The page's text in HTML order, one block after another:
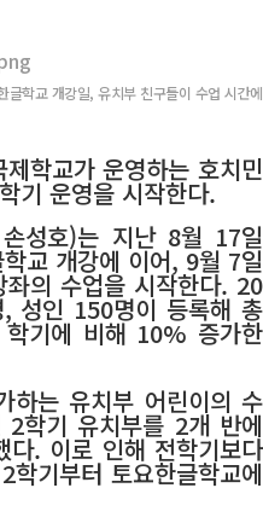
학교 개강일, 유치부 친구들이 수업 시간에
학교가 운영하는 호치민
기 운영을 시작한다.
성호)는 지난 8월 17일
교 개강에 이어, 9월 7일
의 수업을 시작한다. 20
성인 150명이 등록해 총
기에 비해 10% 증가한
하는 유치부 어린이의 수
학기 유치부를 2개 반에
. 이로 인해 전학기보다
기부터 토요한글학교에